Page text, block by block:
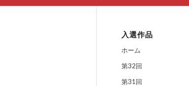
入選作品
ホーム
第32回
第31回